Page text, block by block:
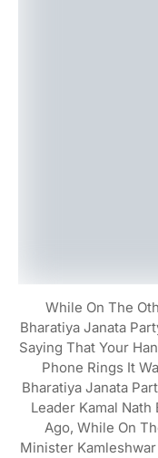
While On The
Bharatiya Janata
Saying That Your
Phone Rings It
Bharatiya Janata
Leader Kamal
Ago, While On
Minister